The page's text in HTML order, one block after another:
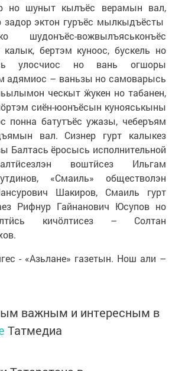
но шуныт кылъёс верамын вал,
эктон гуръёс мылкыдъёсты
шудонъёс-вожвылъяськонъёс
бертэм куноос, бускель но
улосчиос но вань огшоры
адямиос – ваньзы но самоварысь
ческыт ӝукен но табанен,
сиён-юонъёсын кунояськыны
понна батутъёс ужазы, чеберъям
вал. Сизнер гурт калыкез
Балтась ёросысь исполнительной
воштӥсез Ильгам
«Смаиль» обществолэн
Шакиров, Смаиль гурт
Рифнур Гайнанович Юсупов но
кичӧлтисез – Солтан
- «Азьлане» газетын. Нош али –
важным и интересным в
Татмедиа